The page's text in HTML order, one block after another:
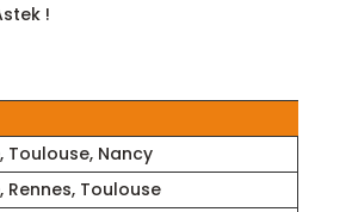
!
Nancy
Toulouse